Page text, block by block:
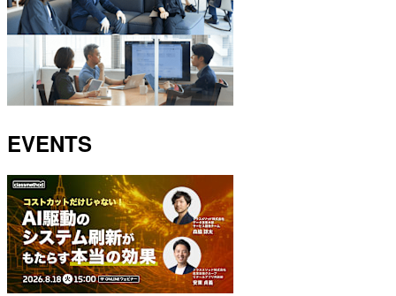
EVENTS